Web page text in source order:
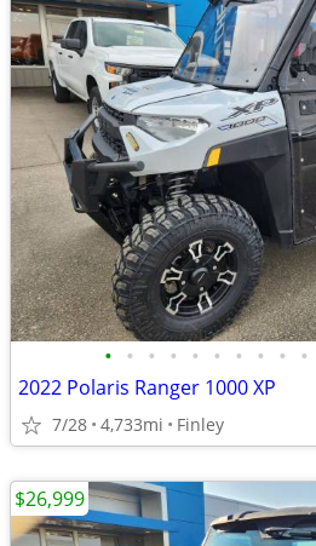
• • • • • • • • • •
2022 Polaris Ranger 1000 XP
7/28 4,733mi Finley
$26,999